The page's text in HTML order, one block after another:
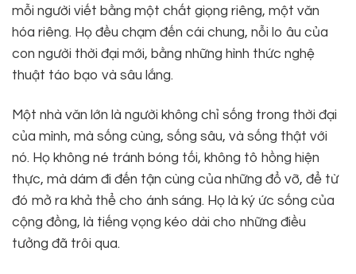
mỗi người viết bằng một chất giọng riêng, một văn
hóa riêng. Họ đều chạm đến cái chung, nỗi lo âu của
con người thời đại mới, bằng những hình thức nghệ
thuật táo bạo và sâu lắng.
Một nhà văn lớn là người không chỉ sống trong thời đại
của mình, mà sống cùng, sống sâu, và sống thật với
nó. Họ không né tránh bóng tối, không tô hồng hiện
thực, mà dám đi đến tận cùng của những đổ vỡ, để từ
đó mở ra khả thể cho ánh sáng. Họ là ký ức sống của
cộng đồng, là tiếng vọng kéo dài cho những điều
tưởng đã trôi qua.